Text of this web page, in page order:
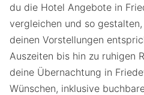
du die Hotel Angebote in
vergleichen und so
deinen Vorstellungen
Auszeiten bis hin zu ruhigen
deine Übernachtung in
Wünschen, inklusive